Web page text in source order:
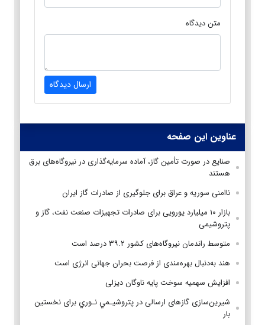
متن دیدگاه
ارسال دیدگاه
عناوین این صفحه
صنایع در صورت تأمین گاز، آماده سرمایه‌گذاری در نیروگاه‌های برق
هستند
ناامنی سوریه و عراق برای جلوگیری از صادرات گاز ایران
بازار ۱۰ میلیارد یورویی برای صادرات تجهیزات صنعت نفت، گاز و
پتروشیمی
متوسط راندمان نیروگاه‌های کشور ۳۹.۲ درصد است
هند به‌دنبال بهره‌مندی از فرصت بحران جهانی انرژی است
افزایش سهمیه سوخت پایه ناوگان دیزلی
شیرین‌سازی گازهای ارسالی در پتروشيـمي نـوري برای نخستین
بار